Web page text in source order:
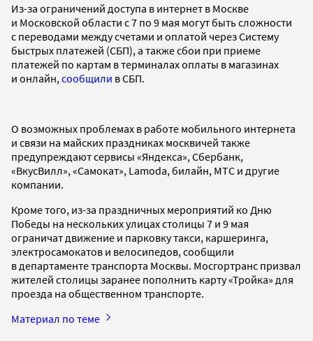
Из-за ограничений доступа в интернет в Москве
и Московской области с 7 по 9 мая могут быть сложности
с переводами между счетами и оплатой через Систему
быстрых платежей (СБП), а также сбои при приеме
платежей по картам в терминалах оплаты в магазинах
и онлайн, сообщили в СБП.
О возможных проблемах в работе мобильного интернета
и связи на майских праздниках москвичей также
предупреждают сервисы «Яндекса», Сбербанк,
«ВкусВилл», «Самокат», Lamoda, билайн, МТС и другие
компании.
Кроме того, из-за праздничных мероприятий ко Дню
Победы на нескольких улицах столицы 7 и 9 мая
ограничат движение и парковку такси, каршеринга,
электросамокатов и велосипедов, сообщили
в департаменте транспорта Москвы. Мосгортранс призвал
жителей столицы заранее пополнить карту «Тройка» для
проезда на общественном транспорте.
Материал по теме